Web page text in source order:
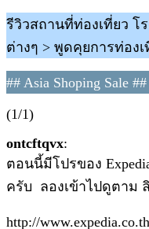
รีวิวสถานที่ท่องเที่ยว โ
ต่างๆ > พูดคุยการท่อง
## Asia Shoping Sale
(1/1)
ontcftqvx:
ตอนนี้มีโปรของ
ครับ ลองเข้าไปดูตาม
http://